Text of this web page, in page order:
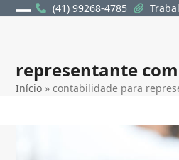
Skip
(41) 99268-4785
menu
menu
representante
Início »contabilidade para